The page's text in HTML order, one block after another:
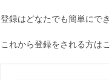
登録はどなたでも簡単にで
これから登録をされる方は